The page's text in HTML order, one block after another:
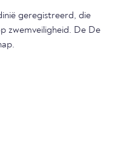
geregistreerd, die
zwemveiligheid. De De